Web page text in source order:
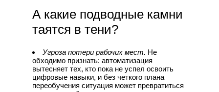
А какие подводные камни
таятся в тени?
Угроза потери рабочих мест. Не
обходимо признать: автоматизация
вытесняет тех, кто пока не успел освоить
цифровые навыки, и без четкого плана
переобучения ситуация может превратиться